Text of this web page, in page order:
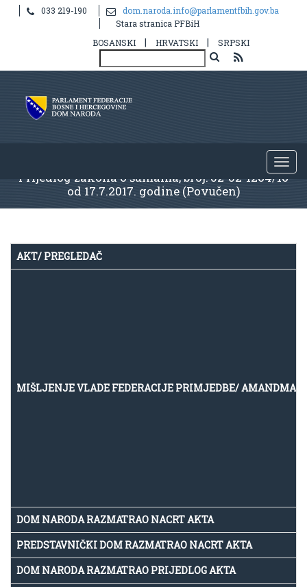
033 219-190
dom.naroda.info@parlamentfbih.gov.ba
Stara stranica PFBiH
BOSANSKI
| HRVATSKI | SRPSKI
Prijedlog zakona o šumama, broj: 02-02-1264/16
od 17.7.2017. godine (Povučen)
AKT/ PREGLEDAČ
MIŠLJENJE VLADE FEDERACIJE PRIMJEDBE/
DOM NARODA RAZMATRAO NACRT AKTA
PREDSTAVNIČKI DOM RAZMATRAO NACRT AKTA
DOM NARODA RAZMATRAO PRIJEDLOG AKTA